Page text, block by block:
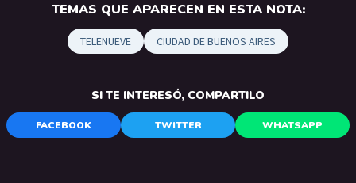
TEMAS QUE APARECEN EN ESTA NOTA:
TELENUEVE CIUDAD DE BUENOS AIRES
SI TE INTERESÓ, COMPARTILO
FACEBOOK TWITTER WHATSAPP